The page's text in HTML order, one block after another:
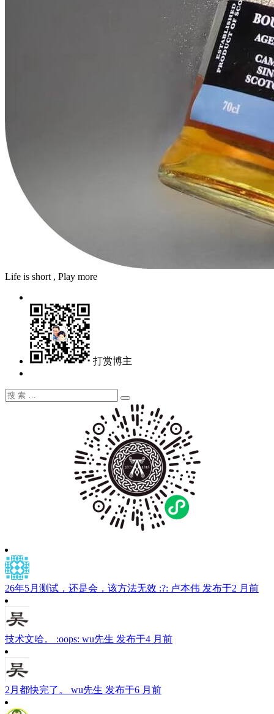
Life is short , Play more
打赏博主
搜
搜
索
26年5月测试，还是会，该方法无效 :?: 卢本伟 发布于2 月前
技术文哈。 :oops: wu先生 发布于4 月前
2月都快完了。 wu先生 发布于6 月前